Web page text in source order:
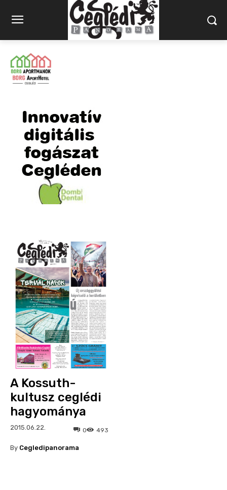
A Kossuth-
kultusz ceglédi
hagyománya
2015.06.22. 493
0
By Cegledipanorama